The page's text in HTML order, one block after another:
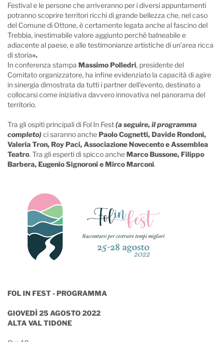
Festival e le persone che arriveranno per i diversi appuntamenti
potranno scoprire territori ricchi di grande bellezza che, nel caso
del Comune di Ottone, è certamente legata anche al fascino del
Trebbia, inestimabile valore aggiunto perché balneabile e
adiacente al paese, e alle testimonianze artistiche di un’area ricca
di storia».
In conferenza stampa Massimo Polledri, presidente del
Comitato organizzatore, ha infine evidenziato la capacità di agire
in sinergia dimostrata da tutti i partner dell’evento, destinato a
collocarsi come iniziativa davvero innovativa nel panorama del
territorio.
Tra gli ospiti principali di Fol In Fest(a seguire, il programma
completo) ci saranno anchePaolo Cognetti, Davide Rondoni,
Valeria Tron, Roy Paci, Associazione Novecento e Assemblea
Teatro. Tra gli esperti di spicco ancheMarco Bussone, Filippo
Barbera, Eugenio Signoroni e Mirco Marconi.
FOL IN FEST - PROGRAMMA
GIOVEDÌ 25 AGOSTO 2022
ALTA VAL TIDONE